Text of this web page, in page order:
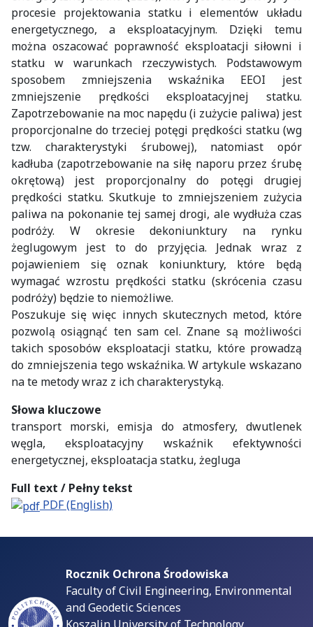
procesie projektowania statku i elementów układu
energetycznego, a eksploatacyjnym. Dzięki temu
można oszacować poprawność eksploatacji siłowni i
statku w warunkach rzeczywistych. Podstawowym
sposobem zmniejszenia wskaźnika EEOI jest
zmniejszenie prędkości eksploatacyjnej statku.
Zapotrzebowanie na moc napędu (i zużycie paliwa) jest
proporcjonalne do trzeciej potęgi prędkości statku (wg
tzw. charakterystyki śrubowej), natomiast opór
kadłuba (zapotrzebowanie na siłę naporu przez śrubę
okrętową) jest proporcjonalny do potęgi drugiej
prędkości statku. Skutkuje to zmniejszeniem zużycia
paliwa na pokonanie tej samej drogi, ale wydłuża czas
podróży. W okresie dekoniunktury na rynku
żeglugowym jest to do przyjęcia. Jednak wraz z
pojawieniem się oznak koniunktury, które będą
wymagać wzrostu prędkości statku (skrócenia czasu
podróży) będzie to niemożliwe.
Poszukuje się więc innych skutecznych metod, które
pozwolą osiągnąć ten sam cel. Znane są możliwości
takich sposobów eksploatacji statku, które prowadzą
do zmniejszenia tego wskaźnika. W artykule wskazano
na te metody wraz z ich charakterystyką.
Słowa kluczowe
transport morski, emisja do atmosfery, dwutlenek
węgla, eksploatacyjny wskaźnik efektywności
energetycznej, eksploatacja statku, żegluga
Full text / Pełny tekst
PDF (English)
Rocznik Ochrona Środowiska
Faculty of Civil Engineering, Environmental
and Geodetic Sciences